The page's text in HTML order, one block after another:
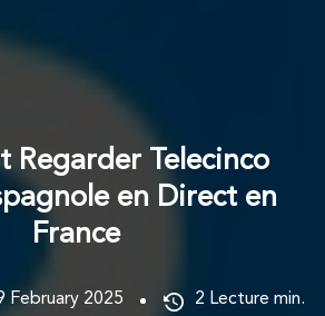
Regarder Telecinco
en Direct en
France
February 2025 2 Lecture min.